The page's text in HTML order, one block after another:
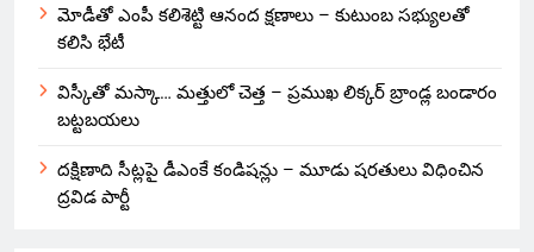
మోడీతో ఎంపీ కలిశెట్టి ఆనంద క్షణాలు – కుటుంబ సభ్యులతో
కలిసి భేటీ
విస్కీతో మస్కా… మత్తులో చెత్త – ప్రముఖ లిక్కర్ బ్రాండ్ల బండారం
బట్టబయలు
దక్షిణాది సీట్లపై డీఎంకే కండిషన్లు – మూడు షరతులు విధించిన
ద్రవిడ పార్టీ